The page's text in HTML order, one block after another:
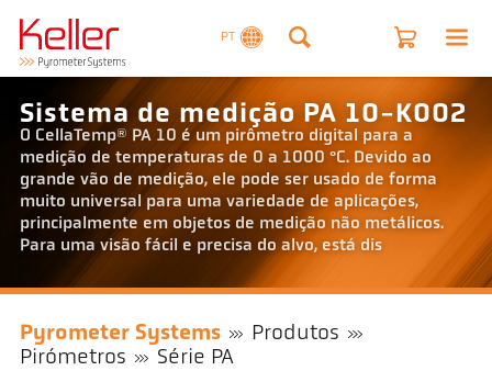
PT
Sistema de medição PA 10-K002
O CellaTemp® PA 10 é um pirômetro digital para a
medição de temperaturas de 0 a 1000 °C. Devido ao
grande vão de medição, ele pode ser usado de forma
muito universal para uma variedade de aplicações,
principalmente em objetos de medição não metálicos.
Para uma visão fácil e precisa do alvo, está dis
Pyrometer Systems
Produtos
Pirómetros
Série PA